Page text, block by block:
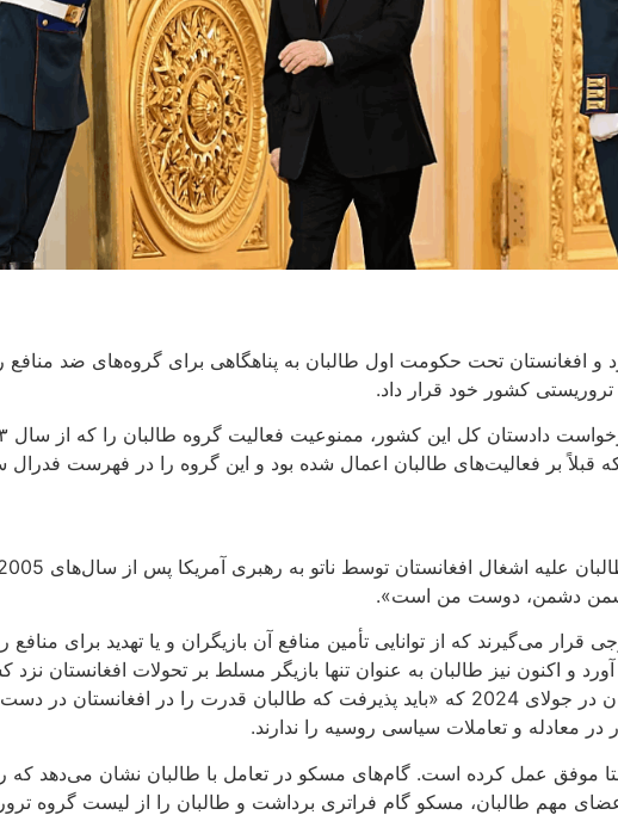
و افغانستان تحت حکومت اول طالبان به پناهگاهی برای گروه‌های ضد
کشور خود قرار داد.
بر فعالیت‌های طالبان اعمال شده بود و این گروه را در فهرست فدرال
دشمن، دوست من است».
می‌گیرند که از توانایی تأمین منافع آن بازیگران و یا تهدید برای منافع
و اکنون نیز طالبان به عنوان تنها بازیگر مسلط بر تحولات افغانستان
پوتین در حاشیۀ نشست سران سازمان همکاری شانگهای در قزاقستان در جولای 2024 که «باید پذیرفت
معادله و تعاملات سیاسی روسیه را ندارند.
موفق عمل کرده است. گام‌های مسکو در تعامل با طالبان نشان می‌دهد که
اعضای مهم طالبان، مسکو گام فراتری برداشت و طالبان را از لیست